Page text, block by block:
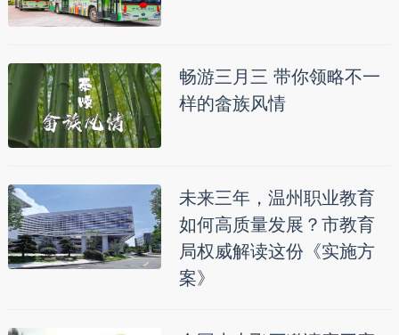
畅游三月三 带你领略不一
样的畲族风情
未来三年，温州职业教育
如何高质量发展？市教育
局权威解读这份《实施方
案》